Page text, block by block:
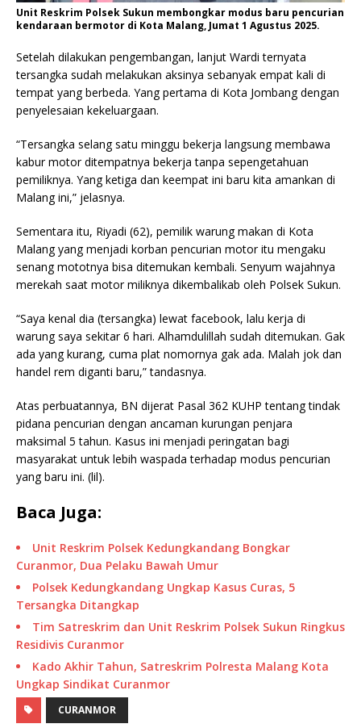
Unit Reskrim Polsek Sukun membongkar modus baru pencurian
kendaraan bermotor di Kota Malang, Jumat 1 Agustus 2025.
Setelah dilakukan pengembangan, lanjut Wardi ternyata
tersangka sudah melakukan aksinya sebanyak empat kali di
tempat yang berbeda. Yang pertama di Kota Jombang dengan
penyelesaian kekeluargaan.
“Tersangka selang satu minggu bekerja langsung membawa
kabur motor ditempatnya bekerja tanpa sepengetahuan
pemiliknya. Yang ketiga dan keempat ini baru kita amankan di
Malang ini,” jelasnya.
Sementara itu, Riyadi (62), pemilik warung makan di Kota
Malang yang menjadi korban pencurian motor itu mengaku
senang mototnya bisa ditemukan kembali. Senyum wajahnya
merekah saat motor miliknya dikembalikab oleh Polsek Sukun.
“Saya kenal dia (tersangka) lewat facebook, lalu kerja di
warung saya sekitar 6 hari. Alhamdulillah sudah ditemukan. Gak
ada yang kurang, cuma plat nomornya gak ada. Malah jok dan
handel rem diganti baru,” tandasnya.
Atas perbuatannya, BN dijerat Pasal 362 KUHP tentang tindak
pidana pencurian dengan ancaman kurungan penjara
maksimal 5 tahun. Kasus ini menjadi peringatan bagi
masyarakat untuk lebih waspada terhadap modus pencurian
yang baru ini. (lil).
Baca Juga:
Unit Reskrim Polsek Kedungkandang Bongkar
Curanmor, Dua Pelaku Bawah Umur
Polsek Kedungkandang Ungkap Kasus Curas, 5
Tersangka Ditangkap
Tim Satreskrim dan Unit Reskrim Polsek Sukun Ringkus
Residivis Curanmor
Kado Akhir Tahun, Satreskrim Polresta Malang Kota
Ungkap Sindikat Curanmor
CURANMOR